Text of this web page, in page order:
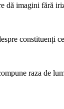
dă imagini fără
constituenți
raza de